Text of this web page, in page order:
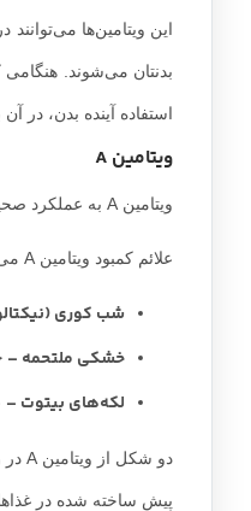
این ویتامین‌ها
بدنتان می‌شوند. هنگامی
استفاده آینده بدن، در
ویتامین A
ویتامین A به عملکرد صحیح سیستم ایمنی و تولید مثل کمک می‌کند و پوست شما را سالم نگه می‌دارد. همچنین ویتامین A می‌تواند به بینایی نیز کمک کند.
علائم کمبود ویتامین A می‌تواند شامل موارد زیر باشد:
شب کوری
خشکی ملتحمه –
لکه‌های بیتوت –